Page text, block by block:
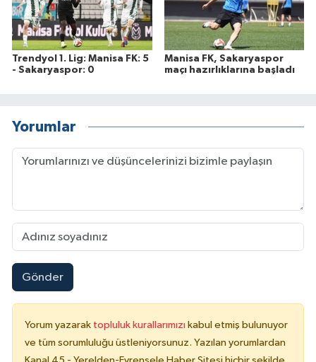
Trendyol 1. Lig: Manisa FK: 5
- Sakaryaspor: 0
Manisa FK, Sakaryaspor
maçı hazırlıklarına başladı
Yorumlar
Gönder
Yorum yazarak topluluk kurallarımızı kabul etmiş bulunuyor
ve tüm sorumluluğu üstleniyorsunuz. Yazılan yorumlardan